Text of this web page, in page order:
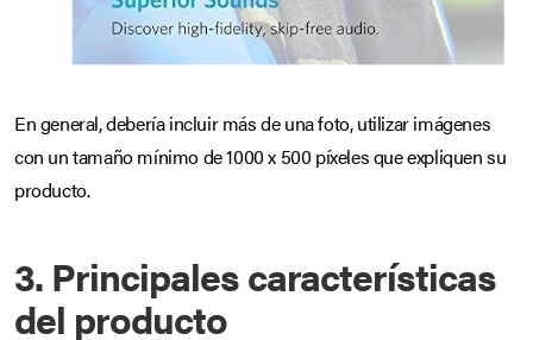
En general, debería incluir más de una foto, utilizar imágenes
con un tamaño mínimo de 1000 x 500 píxeles que expliquen su
producto.
3. Principales características
del producto